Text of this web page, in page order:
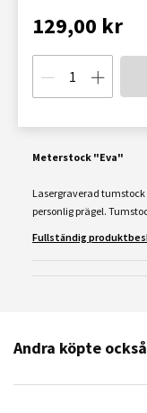
129,00 kr
Meterstock "Eva"
Lasergraverad
personlig prägel.
Fullständig
Andra köpte också